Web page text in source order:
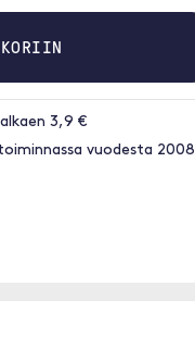
3,9 €
vuodesta 2008